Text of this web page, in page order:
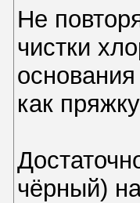
Не
чистки
как
чёрный)